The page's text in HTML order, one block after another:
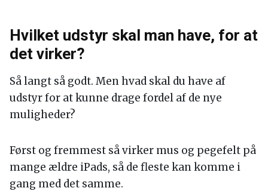
Hvilket udstyr skal man have, for at
det virker?
Så langt så godt. Men hvad skal du have af
udstyr for at kunne drage fordel af de nye
muligheder?
Først og fremmest så virker mus og pegefelt på
mange ældre iPads, så de fleste kan komme i
gang med det samme.